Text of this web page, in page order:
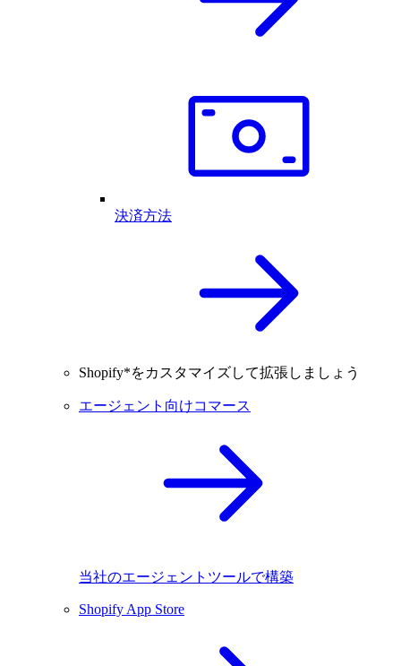
決済方法
Shopify*をカスタマイズして拡張しましょう
エージェント向けコマース
当社のエージェントツールで構築
Shopify App Store